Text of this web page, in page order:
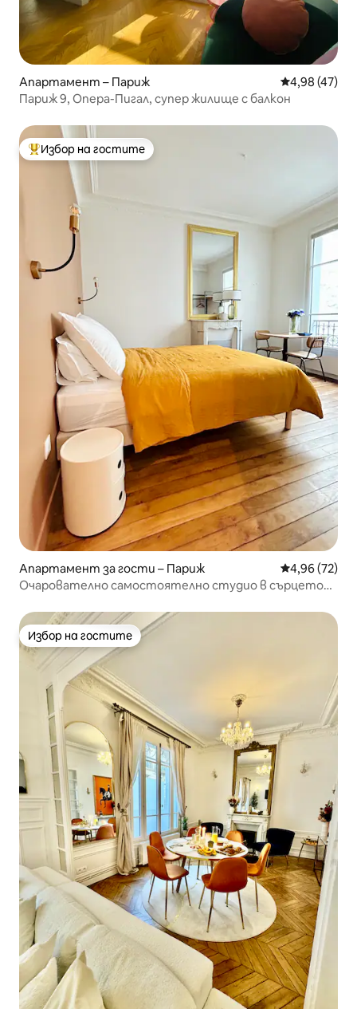
Апартамент – Париж Средна
4,98 (47)
Париж 9, Опера-Пигал, супер жилище с балкон
Най-популярен избор на гостите
Избор на гостите
Апартамент за гости – Париж Средна
4,96 (72)
Очарователно самостоятелно студио в сърцето
Избор на гостите
Избор на гостите